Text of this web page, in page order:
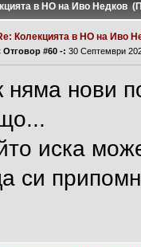
в НО на Иво Недков
Колекцията в НО на Иво
Отговор #60 -: 30 Септември
няма нови
иска
си